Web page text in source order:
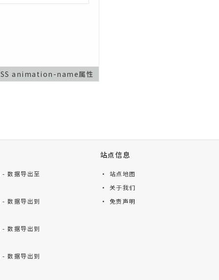
animation-name属性
数据导出至
数据导出到
数据导出到
数据导出到
站点信息
· 站点地图
· 关于我们
· 免责声明